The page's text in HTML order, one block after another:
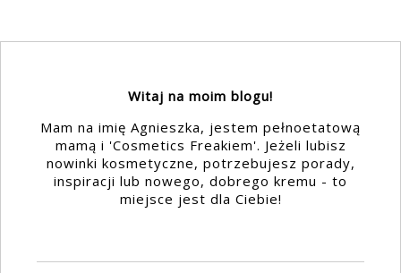
Witaj na moim blogu!
Mam na imię Agnieszka, jestem pełnoetatową
mamą i 'Cosmetics Freakiem'. Jeżeli lubisz
nowinki kosmetyczne, potrzebujesz porady,
inspiracji lub nowego, dobrego kremu - to
miejsce jest dla Ciebie!